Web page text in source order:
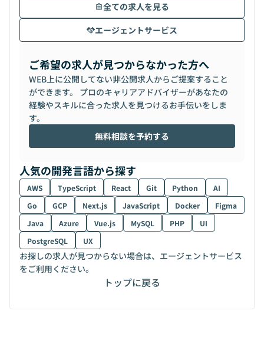
全ての求人を見る
エージェントサービス
ご希望の求人が見つからなかった方へ
WEB上に公開してない非公開求人からご提案すること
ができます。 プロのキャリアアドバイザーがあなたの
経験やスキルに合った求人を見つけるお手伝いをしま
す。
無料相談を予約する
人気の開発言語から探す
AWS TypeScript React Git Python
AI
Go
GCP Next.js JavaScript Docker
Figma
Java
Azure Vue.js MySQL PHP
UI
PostgreSQL
UX
お探しの求人が見つからない場合は、エージェントサービス
をご利用ください。
トップに戻る